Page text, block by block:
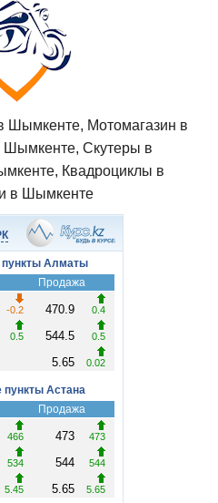
Шымкенте, Мотомагазин в
Скутеры в
Квадроциклы в
в Шымкенте